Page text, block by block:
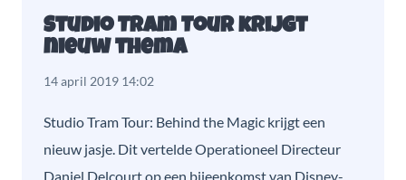
Studio Tram Tour krijgt
nieuw thema
14 april 2019 14:02
Studio Tram Tour: Behind the Magic krijgt een
nieuw jasje. Dit vertelde Operationeel Directeur
Daniel Delcourt op een bijeenkomst van Disney-